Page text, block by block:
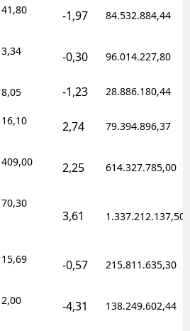
41,80 -1,97 84.532.884,44
3,34 -0,30 96.014.227,80
8,05 -1,23 28.886.180,44
16,10 2,74 79.394.896,37
409,00 2,25 614.327.785,00
70,30
3,61 1.337.212.137,50
15,69 -0,57 215.811.635,30
2,00 -4,31 138.249.602,44